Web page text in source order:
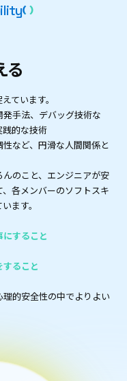
ility
る
ています。
手法、デバッグ技術な
践的な技術
など、円滑な人間関係と
のこと、エンジニアが安
各メンバーのソフトスキ
ます。
すること
ること
的安全性の中でよりよい